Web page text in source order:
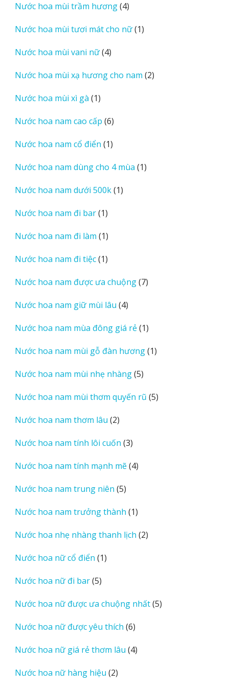
phẩm
Nước hoa mùi trầm hương 44
phẩm
Nước hoa mùi tươi mát cho nữ 11
Nước hoa mùi vani nữ 44
phẩm
Nước hoa mùi xạ hương cho nam 22
Nước hoa mùi xì gà 11
phẩm
Nước hoa nam cao cấp 66
phẩm
Nước hoa nam cổ điển 11
phẩm
Nước hoa nam dùng cho 4 mùa 11
Nước hoa nam dưới 500k 11
Nước hoa nam đi bar 11
phẩm
Nước hoa nam đi làm 11
phẩm
Nước hoa nam đi tiệc 11
phẩm
Nước hoa nam được ưa chuộng 77
Nước hoa nam giữ mùi lâu 44
phẩm
Nước hoa nam mùa đông giá rẻ 11
phẩm
Nước hoa nam mùi gỗ đàn hương 11
Nước hoa nam mùi nhẹ nhàng 55
phẩm
Nước hoa nam mùi thơm quyến rũ 55
Nước hoa nam thơm lâu 22
phẩm
Nước hoa nam tính lôi cuốn 33
phẩm
Nước hoa nam tính mạnh mẽ 44
Nước hoa nam trung niên 55
phẩm
Nước hoa nam trưởng thành 11
phẩm
Nước hoa nhẹ nhàng thanh lịch 22
Nước hoa nữ cổ điển 11
Nước hoa nữ đi bar 55
phẩm
Nước hoa nữ được ưa chuộng nhất 55
Nước hoa nữ được yêu thích 66
phẩm
Nước hoa nữ giá rẻ thơm lâu 44
Nước hoa nữ hàng hiệu 22